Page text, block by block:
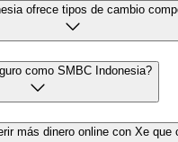
ofrece tipos de cambio
como SMBC Indonesia?
más dinero online con Xe que